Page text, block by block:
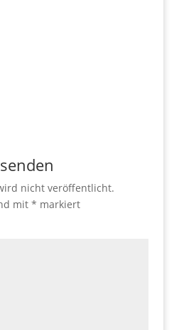
nicht veröffentlicht.
mit * markiert